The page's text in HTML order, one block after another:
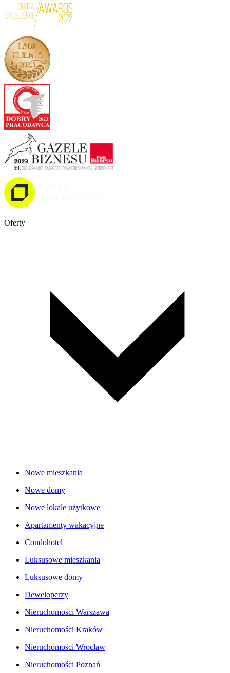
Oferty
Nowe mieszkania
Nowe domy
Nowe lokale użytkowe
Apartamenty wakacyjne
Condohotel
Luksusowe mieszkania
Luksusowe domy
Deweloperzy
Nieruchomości Warszawa
Nieruchomości Kraków
Nieruchomości Wrocław
Nieruchomości Poznań